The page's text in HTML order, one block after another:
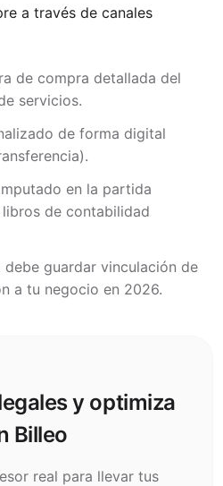
a través de canales
de compra detallada del
servicios.
de forma digital
en la partida
de contabilidad
guardar vinculación de
a tu negocio en 2026.
y optimiza
Billeo
real para llevar tus